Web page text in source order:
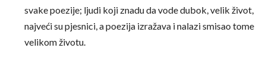
svake poezije; ljudi koji znadu da vode dubok, velik život,
najveći su pjesnici, a poezija izražava i nalazi smisao tome
velikom životu.